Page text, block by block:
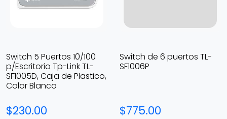
Switch 5 Puertos 10/100
p/Escritorio Tp-Link TL-
SF1005D, Caja de Plastico,
Color Blanco
$230.00
Switch de 6 puertos TL-
SF1006P
$775.00